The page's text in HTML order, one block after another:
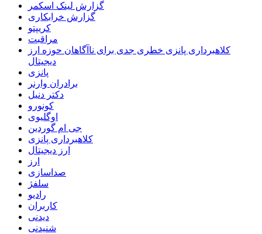
گزارش لینک اسکمر
گزارش خرابکاری
کریپتو
مراقبت
کلاهبرداری پانزی خطری جدی برای ناآگاهان حوزه ارز
دیجیتال
پانزی
برادران وارنر
دکتر دنیل
کونورو
اوگلیوی
جی ام گوردین
کلاهبرداری پانزی
ارز دیجیتال
ارز
صداسازی
سلفژ
رادیو
کاربران
دیدنی
شنیدنی